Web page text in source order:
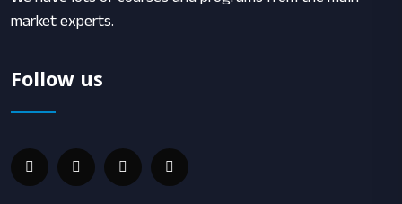
market experts.
Follow us